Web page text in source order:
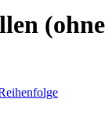
(ohne